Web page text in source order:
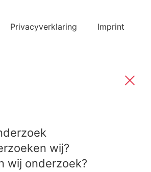
Privacyverklaring Imprint
wij?
wij onderzoek?